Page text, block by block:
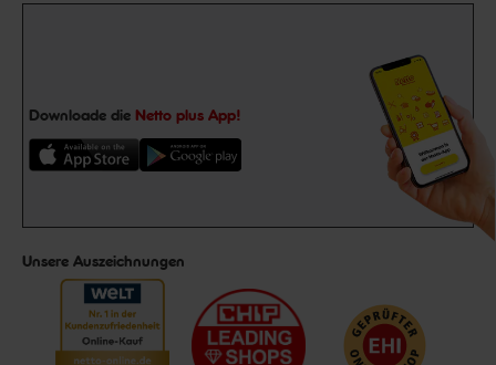
Downloade die Netto plus App!
Unsere Auszeichnungen